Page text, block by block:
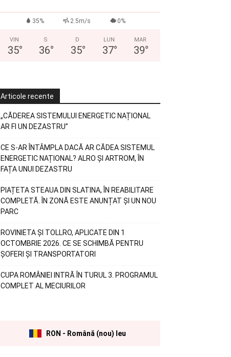
35% 2.5m/s 0%
VIN
35°
S
36°
D
35°
LUN
37°
MAR
39°
Articole recente
„CĂDEREA SISTEMULUI ENERGETIC NAȚIONAL
AR FI UN DEZASTRU”
CE S-AR ÎNTÂMPLA DACĂ AR CĂDEA SISTEMUL
ENERGETIC NAȚIONAL? ALRO ȘI ARTROM, ÎN
FAȚA UNUI DEZASTRU
PIAȚETA STEAUA DIN SLATINA, ÎN REABILITARE
COMPLETĂ. ÎN ZONĂ ESTE ANUNȚAT ȘI UN NOU
PARC
ROVINIETA ȘI TOLLRO, APLICATE DIN 1
OCTOMBRIE 2026. CE SE SCHIMBĂ PENTRU
ȘOFERI ȘI TRANSPORTATORI
CUPA ROMÂNIEI INTRĂ ÎN TURUL 3. PROGRAMUL
COMPLET AL MECIURILOR
RON - Română (nou) leu